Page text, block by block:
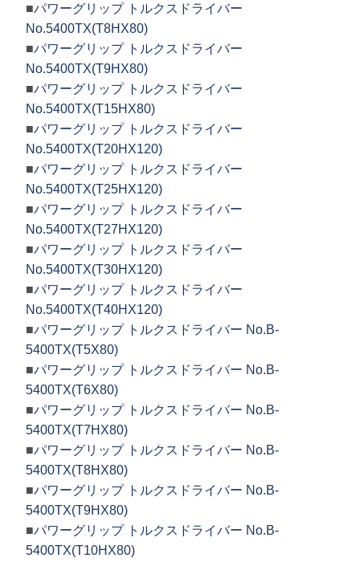
■パワーグリップ トルクスドライバー
No.5400TX(T8HX80)
■パワーグリップ トルクスドライバー
No.5400TX(T9HX80)
■パワーグリップ トルクスドライバー
No.5400TX(T15HX80)
■パワーグリップ トルクスドライバー
No.5400TX(T20HX120)
■パワーグリップ トルクスドライバー
No.5400TX(T25HX120)
■パワーグリップ トルクスドライバー
No.5400TX(T27HX120)
■パワーグリップ トルクスドライバー
No.5400TX(T30HX120)
■パワーグリップ トルクスドライバー
No.5400TX(T40HX120)
■パワーグリップ トルクスドライバー No.B-
5400TX(T5X80)
■パワーグリップ トルクスドライバー No.B-
5400TX(T6X80)
■パワーグリップ トルクスドライバー No.B-
5400TX(T7HX80)
■パワーグリップ トルクスドライバー No.B-
5400TX(T8HX80)
■パワーグリップ トルクスドライバー No.B-
5400TX(T9HX80)
■パワーグリップ トルクスドライバー No.B-
5400TX(T10HX80)